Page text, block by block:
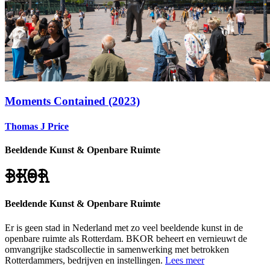
Moments Contained (2023)
Thomas J Price
Beeldende Kunst & Openbare Ruimte
Beeldende Kunst & Openbare Ruimte
Er is geen stad in Nederland met zo veel beeldende kunst in de
openbare ruimte als Rotterdam. BKOR beheert en vernieuwt de
omvangrijke stadscollectie in samenwerking met betrokken
Rotterdammers, bedrijven en instellingen. Lees meer